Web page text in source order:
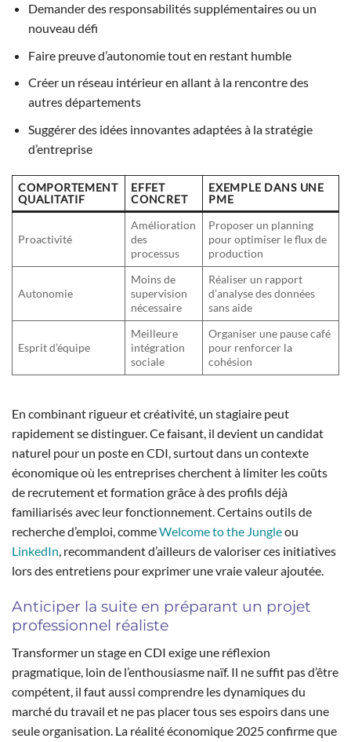
Demander des responsabilités supplémentaires ou un
nouveau défi
Faire preuve d’autonomie tout en restant humble
Créer un réseau intérieur en allant à la rencontre des
autres départements
Suggérer des idées innovantes adaptées à la stratégie
d’entreprise
COMPORTEMENT
QUALITATIF
EFFET
CONCRET
EXEMPLE DANS UNE
PME
Proactivité
Amélioration
des
processus
Proposer un planning
pour optimiser le flux de
production
Autonomie
Moins de
supervision
nécessaire
Réaliser un rapport
d’analyse des données
sans aide
Esprit d’équipe
Meilleure
intégration
sociale
Organiser une pause café
pour renforcer la
cohésion
En combinant rigueur et créativité, un stagiaire peut
rapidement se distinguer. Ce faisant, il devient un candidat
naturel pour un poste en CDI, surtout dans un contexte
économique où les entreprises cherchent à limiter les coûts
de recrutement et formation grâce à des profils déjà
familiarisés avec leur fonctionnement. Certains outils de
recherche d’emploi, commeWelcome to the Jungleou
LinkedIn, recommandent d’ailleurs de valoriser ces initiatives
lors des entretiens pour exprimer une vraie valeur ajoutée.
Anticiper la suite en préparant un projet
professionnel réaliste
Transformer un stage en CDI exige une réflexion
pragmatique, loin de l’enthousiasme naïf. Il ne suffit pas d’être
compétent, il faut aussi comprendre les dynamiques du
marché du travail et ne pas placer tous ses espoirs dans une
seule organisation. La réalité économique 2025 confirme que